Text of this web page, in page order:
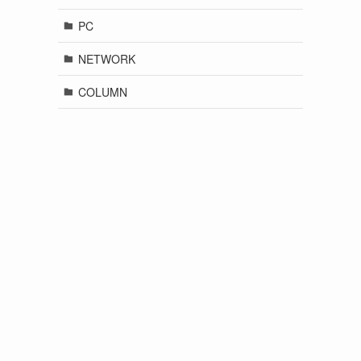
PC
NETWORK
COLUMN